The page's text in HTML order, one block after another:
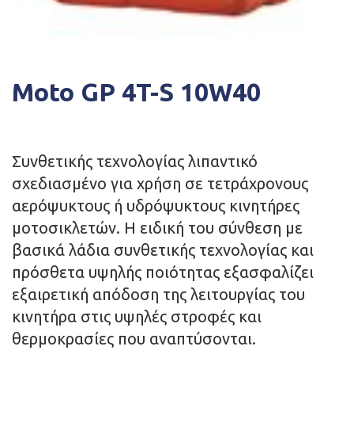
Moto GP 4T-S 10W40
Συνθετικής τεχνολογίας λιπαντικό
σχεδιασμένο για χρήση σε τετράχρονους
αερόψυκτους ή υδρόψυκτους κινητήρες
μοτοσικλετών. Η ειδική του σύνθεση με
βασικά λάδια συνθετικής τεχνολογίας και
πρόσθετα υψηλής ποιότητας εξασφαλίζει
εξαιρετική απόδοση της λειτουργίας του
κινητήρα στις υψηλές στροφές και
θερμοκρασίες που αναπτύσονται.